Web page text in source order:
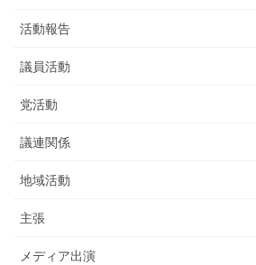
活動報告
議員活動
党活動
議連関係
地域活動
主張
メディア出演